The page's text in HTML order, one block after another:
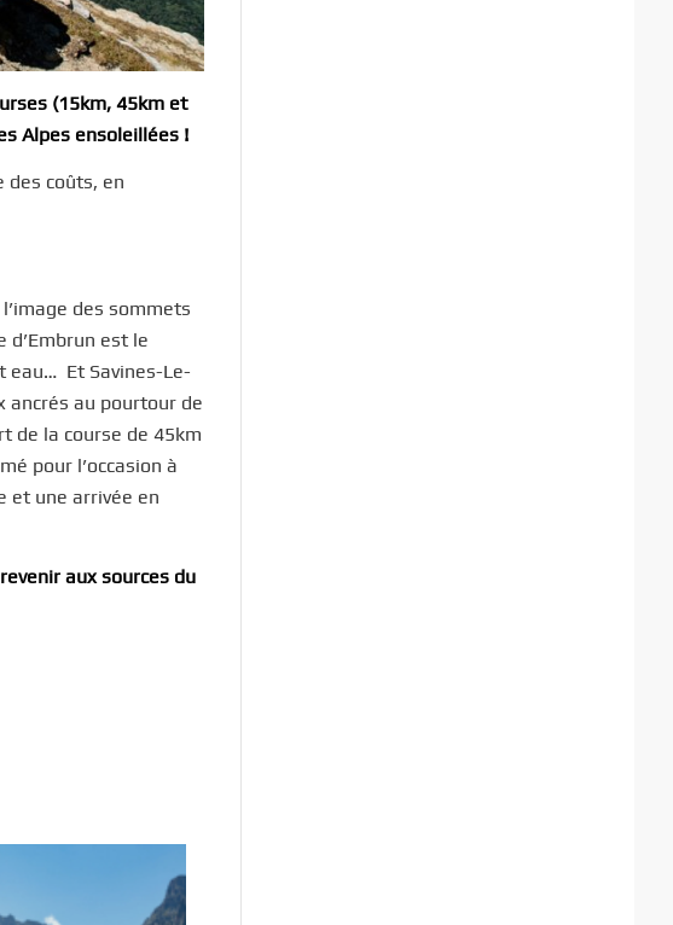
(15km, 45km et
Alpes ensoleillées !
des coûts, en
des sommets
d’Embrun est le
eau… Et Savines-Le-
ancrés au pourtour de
de la course de 45km
pour l’occasion à
et une arrivée en
aux sources du